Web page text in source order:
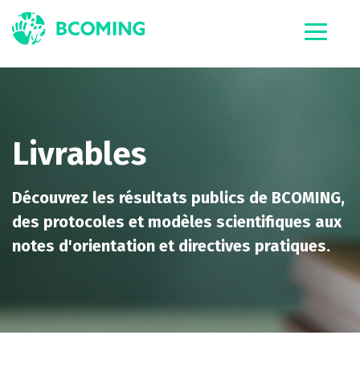
Livrables
Découvrez les résultats publics de BCOMING,
des protocoles et modèles scientifiques aux
notes d'orientation et directives pratiques.